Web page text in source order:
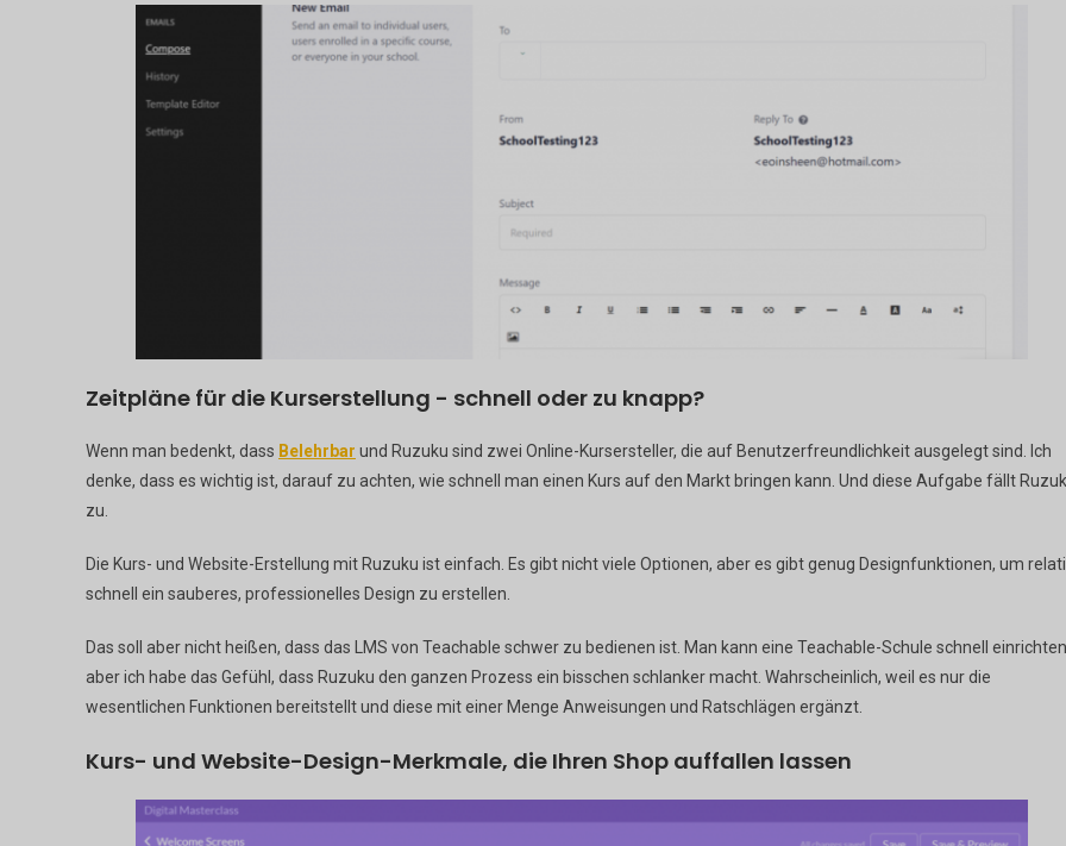
Zeitpläne für die Kurserstellung - schnell oder zu knapp?
Wenn man bedenkt, dass Belehrbar und Ruzuku sind zwei Online-Kursersteller, die auf Benutzerfreundlichkeit ausgelegt sind. Ich
denke, dass es wichtig ist, darauf zu achten, wie schnell man einen Kurs auf den Markt bringen kann. Und diese Aufgabe fällt
zu.
Die Kurs- und Website-Erstellung mit Ruzuku ist einfach. Es gibt nicht viele Optionen, aber es gibt genug Designfunktionen, um
schnell ein sauberes, professionelles Design zu erstellen.
Das soll aber nicht heißen, dass das LMS von Teachable schwer zu bedienen ist. Man kann eine Teachable-Schule schnell
aber ich habe das Gefühl, dass Ruzuku den ganzen Prozess ein bisschen schlanker macht. Wahrscheinlich, weil es nur die
wesentlichen Funktionen bereitstellt und diese mit einer Menge Anweisungen und Ratschlägen ergänzt.
Kurs- und Website-Design-Merkmale, die Ihren Shop auffallen lassen